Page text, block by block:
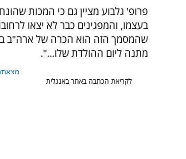
פרופ' גלבוע מציין גם כי המכות
בעצמו, והמפגינים כבר לא יצאו
שהמסמך הזה הוא הכרה של ארה"ב
מתנה ליום ההולדת שלו...".
לקריאת הכתבה באתר באנגלית